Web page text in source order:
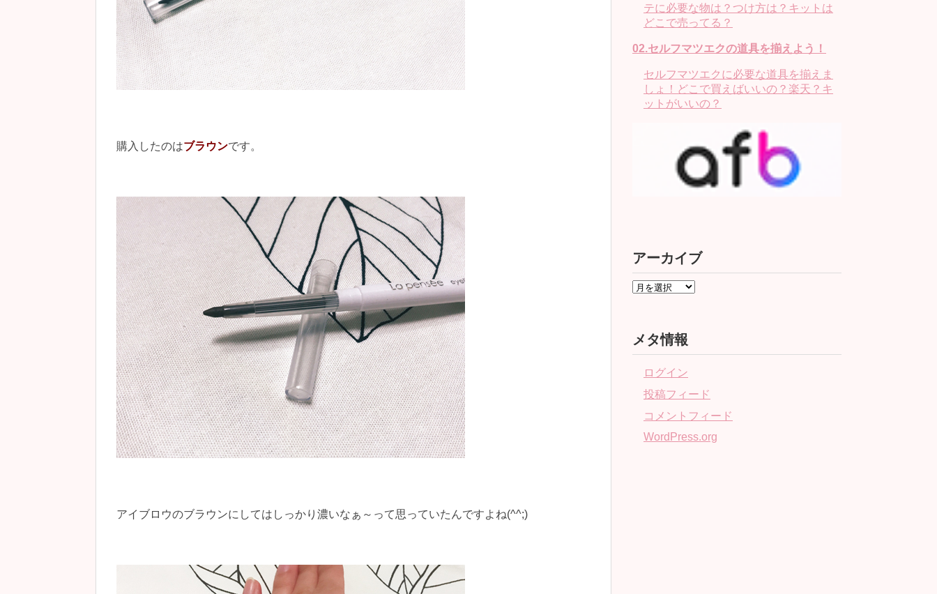
購入したのはブラウンです。
アイブロウのブラウンにしてはしっかり濃いなぁ～って思っていたんですよね(^^;)
テに必要な物は？つけ方は？キットは
どこで売ってる？
02.セルフマツエクの道具を揃えよう！
セルフマツエクに必要な道具を揃えま
しょ！どこで買えばいいの？楽天？キ
ットがいいの？
アーカイブ
メタ情報
ログイン
投稿フィード
コメントフィード
WordPress.org